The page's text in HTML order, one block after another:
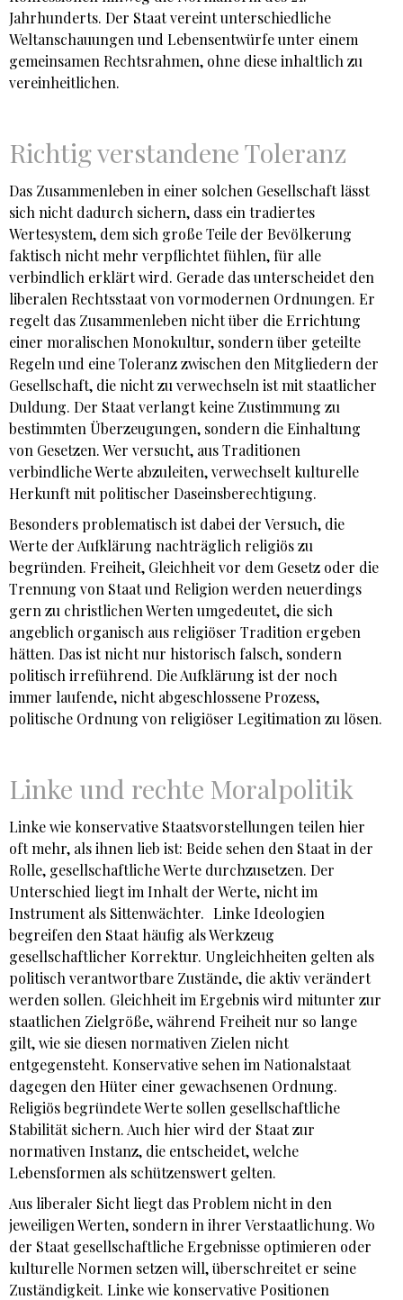
Jahrhunderts. Der Staat vereint unterschiedliche
Weltanschauungen und Lebensentwürfe unter einem
gemeinsamen Rechtsrahmen, ohne diese inhaltlich zu
vereinheitlichen.
Richtig verstandene Toleranz
Das Zusammenleben in einer solchen Gesellschaft lässt
sich nicht dadurch sichern, dass ein tradiertes
Wertesystem, dem sich große Teile der Bevölkerung
faktisch nicht mehr verpflichtet fühlen, für alle
verbindlich erklärt wird. Gerade das unterscheidet den
liberalen Rechtsstaat von vormodernen Ordnungen. Er
regelt das Zusammenleben nicht über die Errichtung
einer moralischen Monokultur, sondern über geteilte
Regeln und eine Toleranz zwischen den Mitgliedern der
Gesellschaft, die nicht zu verwechseln ist mit staatlicher
Duldung. Der Staat verlangt keine Zustimmung zu
bestimmten Überzeugungen, sondern die Einhaltung
von Gesetzen. Wer versucht, aus Traditionen
verbindliche Werte abzuleiten, verwechselt kulturelle
Herkunft mit politischer Daseinsberechtigung.
Besonders problematisch ist dabei der Versuch, die
Werte der Aufklärung nachträglich religiös zu
begründen. Freiheit, Gleichheit vor dem Gesetz oder die
Trennung von Staat und Religion werden neuerdings
gern zu christlichen Werten umgedeutet, die sich
angeblich organisch aus religiöser Tradition ergeben
hätten. Das ist nicht nur historisch falsch, sondern
politisch irreführend. Die Aufklärung ist der noch
immer laufende, nicht abgeschlossene Prozess,
politische Ordnung von religiöser Legitimation zu lösen.
Linke und rechte Moralpolitik
Linke wie konservative Staatsvorstellungen teilen hier
oft mehr, als ihnen lieb ist: Beide sehen den Staat in der
Rolle, gesellschaftliche Werte durchzusetzen. Der
Unterschied liegt im Inhalt der Werte, nicht im
Instrument als Sittenwächter. Linke Ideologien
begreifen den Staat häufig als Werkzeug
gesellschaftlicher Korrektur. Ungleichheiten gelten als
politisch verantwortbare Zustände, die aktiv verändert
werden sollen. Gleichheit im Ergebnis wird mitunter zur
staatlichen Zielgröße, während Freiheit nur so lange
gilt, wie sie diesen normativen Zielen nicht
entgegensteht. Konservative sehen im Nationalstaat
dagegen den Hüter einer gewachsenen Ordnung.
Religiös begründete Werte sollen gesellschaftliche
Stabilität sichern. Auch hier wird der Staat zur
normativen Instanz, die entscheidet, welche
Lebensformen als schützenswert gelten.
Aus liberaler Sicht liegt das Problem nicht in den
jeweiligen Werten, sondern in ihrer Verstaatlichung. Wo
der Staat gesellschaftliche Ergebnisse optimieren oder
kulturelle Normen setzen will, überschreitet er seine
Zuständigkeit. Linke wie konservative Positionen